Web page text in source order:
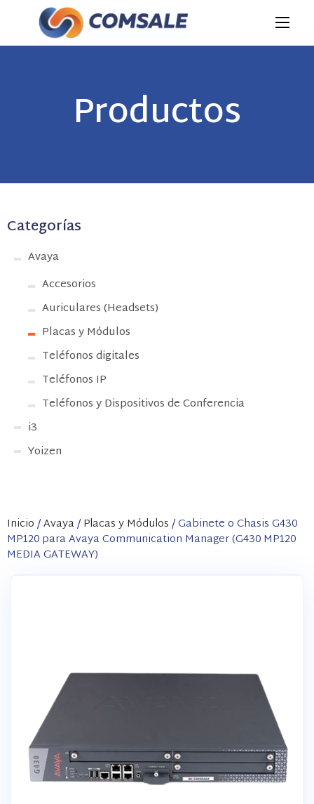
Productos
Categorías
Avaya
Accesorios
Auriculares (Headsets)
Placas y Módulos
Teléfonos digitales
Teléfonos IP
Teléfonos y Dispositivos de Conferencia
i3
Yoizen
Inicio/Avaya/Placas y Módulos/ Gabinete o Chasis G430
MP120 para Avaya Communication Manager (G430 MP120
MEDIA GATEWAY)